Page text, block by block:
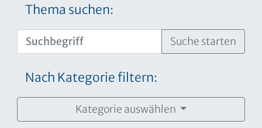
Thema suchen:
Suche starten
Nach Kategorie filtern:
Kategorie auswählen